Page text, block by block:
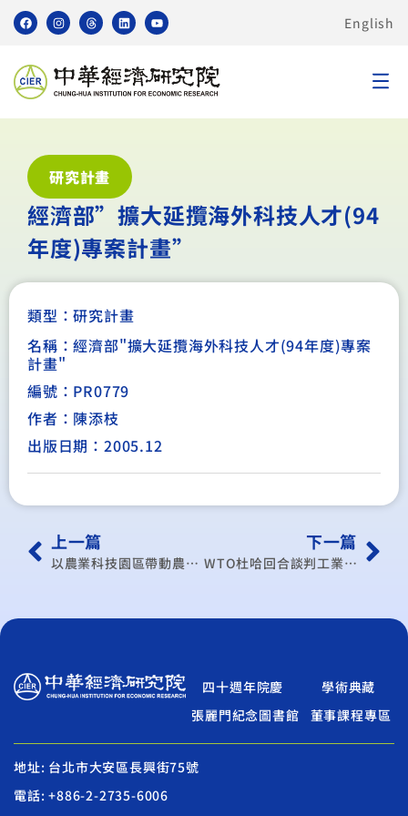
English
研究計畫
經濟部”擴大延攬海外科技人才(94
年度)專案計畫”
類型：研究計畫
名稱：經濟部"擴大延攬海外科技人才(94年度)專案
計畫"
編號：PR0779
作者：陳添枝
出版日期：2005.12
上一篇
以農業科技園區帶動農業產業聚落之研究－以花卉農業科技園區為例
下一篇
WTO杜哈回合談判工業產品立場策略之擬定
四十週年院慶
學術典藏
張麗門紀念圖書館
董事課程專區
地址: 台北市大安區長興街75號
電話: +886-2-2735-6006